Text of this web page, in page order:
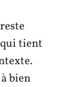
tient
bien